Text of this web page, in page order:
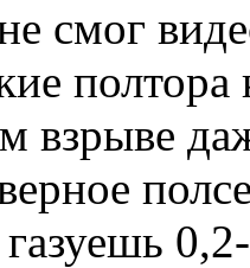
смог
полтора